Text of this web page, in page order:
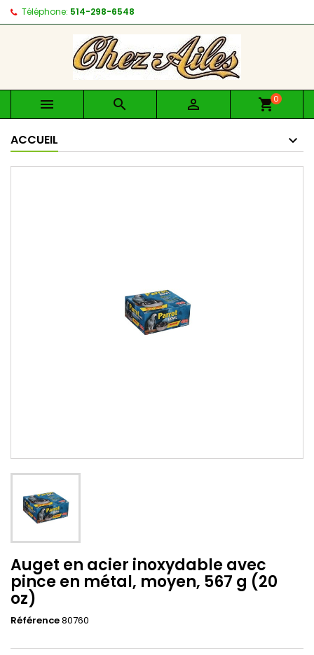
Téléphone: 514-298-6548
   shopping_cart0
ACCUEIL
Auget en acier inoxydable avec
pince en métal, moyen, 567 g (20
oz)
Référence80760